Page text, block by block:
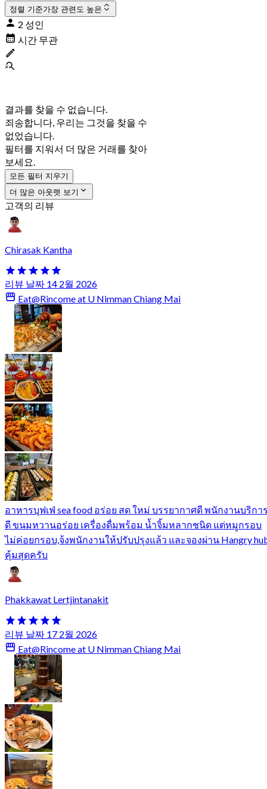
정렬 기준가장 관련도 높은
2 성인
시간 무관
결과를 찾을 수 없습니다.
죄송합니다, 우리는 그것을 찾을 수
없었습니다.
필터를 지워서 더 많은 거래를 찾아
보세요.
모든 필터 지우기
더 많은 아웃렛 보기
고객의 리뷰
Chirasak Kantha
리뷰 날짜 14 2월 2026
Eat@Rincome at U Nimman Chiang Mai
อาหารบุฟเฟ่ sea food อร่อย สด ใหม่ บรรยากาศดี พนักงานบริกา
ดี ขนมหวานอร่อย เครื่องดื่มพร้อม น้ำจิ้มหลากชนิด แต่หมูกรอบ
ไม่ค่อยกรอบ,จ้งพนักงานให้ปรับปรุงแล้ว และจองผ่าน Hangry
คุ้มสุดครับ
Phakkawat Lertjintanakit
리뷰 날짜 17 2월 2026
Eat@Rincome at U Nimman Chiang Mai